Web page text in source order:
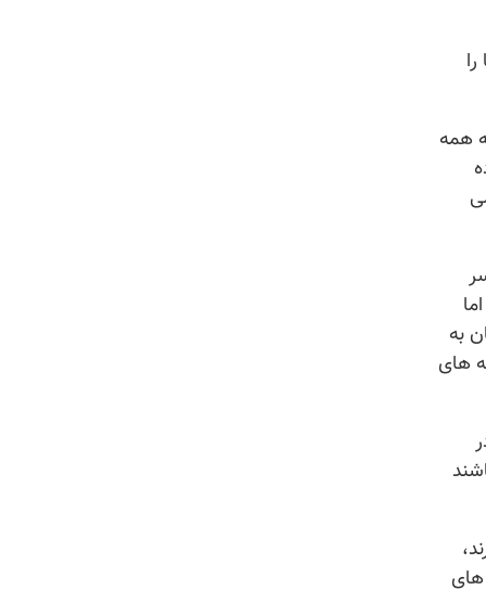
همه
به
های
های